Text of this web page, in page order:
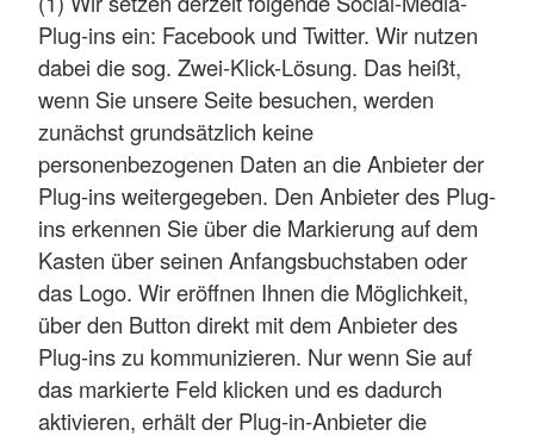
Plug-ins ein: Facebook und Twitter. Wir nutzen
dabei die sog. Zwei-Klick-Lösung. Das heißt,
wenn Sie unsere Seite besuchen, werden
zunächst grundsätzlich keine
personenbezogenen Daten an die Anbieter der
Plug-ins weitergegeben. Den Anbieter des Plug-
ins erkennen Sie über die Markierung auf dem
Kasten über seinen Anfangsbuchstaben oder
das Logo. Wir eröffnen Ihnen die Möglichkeit,
über den Button direkt mit dem Anbieter des
Plug-ins zu kommunizieren. Nur wenn Sie auf
das markierte Feld klicken und es dadurch
aktivieren, erhält der Plug-in-Anbieter die